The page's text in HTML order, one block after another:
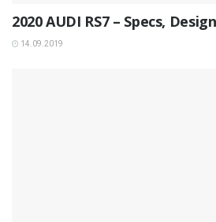
2020 AUDI RS7 – Specs,
14.09.2019